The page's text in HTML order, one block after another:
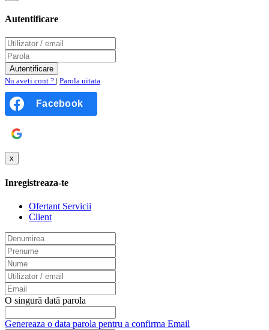
Autentificare
Nu aveti cont ? | Parola uitata
Facebook
x
Inregistreaza-te
Ofertant Servicii
Client
O singură dată parola
Genereaza o data parola pentru a confirma Email